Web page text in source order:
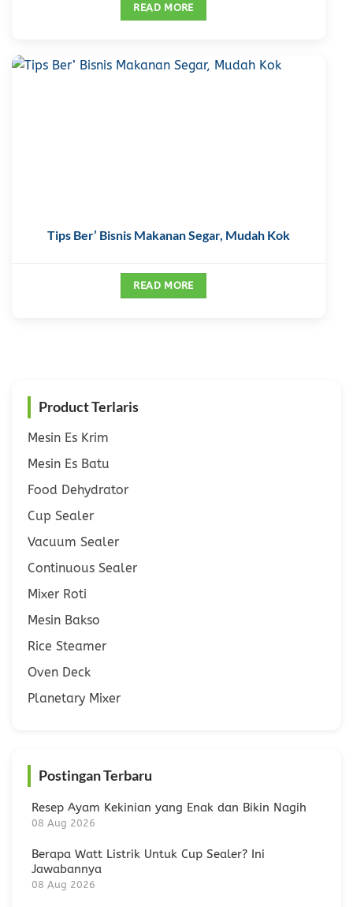
READ MORE
Tips Ber’ Bisnis Makanan Segar, Mudah Kok
READ MORE
Product Terlaris
Mesin Es Krim
Mesin Es Batu
Food Dehydrator
Cup Sealer
Vacuum Sealer
Continuous Sealer
Mixer Roti
Mesin Bakso
Rice Steamer
Oven Deck
Planetary Mixer
Postingan Terbaru
Resep Ayam Kekinian yang Enak dan Bikin Nagih
08 Aug 2026
Berapa Watt Listrik Untuk Cup Sealer? Ini
Jawabannya
08 Aug 2026